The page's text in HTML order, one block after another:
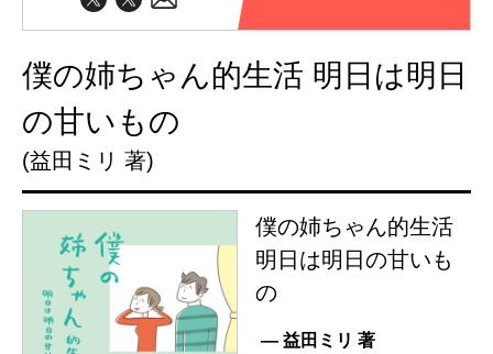
僕の姉ちゃん的生活 明日は明日
の甘いもの
(益田ミリ 著)
僕の姉ちゃん的生活
明日は明日の甘いも
の
— 益田ミリ 著